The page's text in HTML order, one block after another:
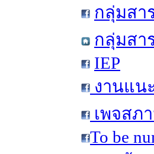
กลุ่มสา
กลุ่มสา
IEP
งานแน
เพจสภ
To be